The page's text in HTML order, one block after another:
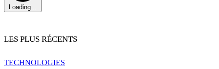
Loading...
LES PLUS RÉCENTS
TECHNOLOGIES